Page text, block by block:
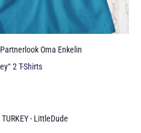
Partnerlook Oma Enkelin
2 T-Shirts
- LittleDude